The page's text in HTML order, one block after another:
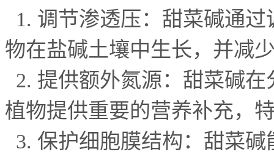
1. 调节渗透压：甜菜碱通
物在盐碱土壤中生长，并减
2. 提供额外氮源：甜菜碱
植物提供重要的营养补充，
3. 保护细胞膜结构：甜菜